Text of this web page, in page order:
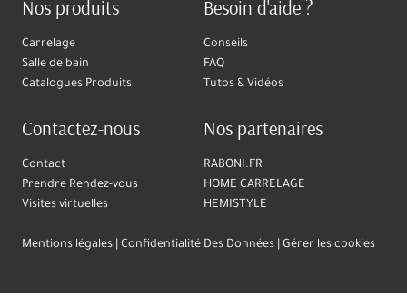
Nos produits
Carrelage
Salle de bain
Catalogues Produits
Besoin d'aide ?
Conseils
FAQ
Tutos & Vidéos
Contactez-nous
Contact
Prendre Rendez-vous
Visites virtuelles
Nos partenaires
RABONI.FR
HOME CARRELAGE
HEMISTYLE
Mentions légales Confidentialité Des Données Gérer les cookies